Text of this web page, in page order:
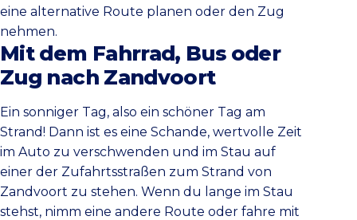
eine alternative Route planen oder den Zug
nehmen.
Mit dem Fahrrad, Bus oder
Zug nach Zandvoort
Ein sonniger Tag, also ein schöner Tag am
Strand! Dann ist es eine Schande, wertvolle Zeit
im Auto zu verschwenden und im Stau auf
einer der Zufahrtsstraßen zum Strand von
Zandvoort zu stehen. Wenn du lange im Stau
stehst, nimm eine andere Route oder fahre mit